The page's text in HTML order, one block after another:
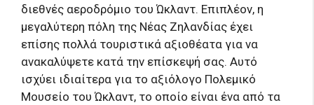
διεθνές αεροδρόμιο του Ώκλαντ. Επιπλέον, η
μεγαλύτερη πόλη της Νέας Ζηλανδίας έχει
επίσης πολλά τουριστικά αξιοθέατα για να
ανακαλύψετε κατά την επίσκεψή σας. Αυτό
ισχύει ιδιαίτερα για το αξιόλογο Πολεμικό
Μουσείο του Ώκλαντ, το οποίο είναι ένα από τα